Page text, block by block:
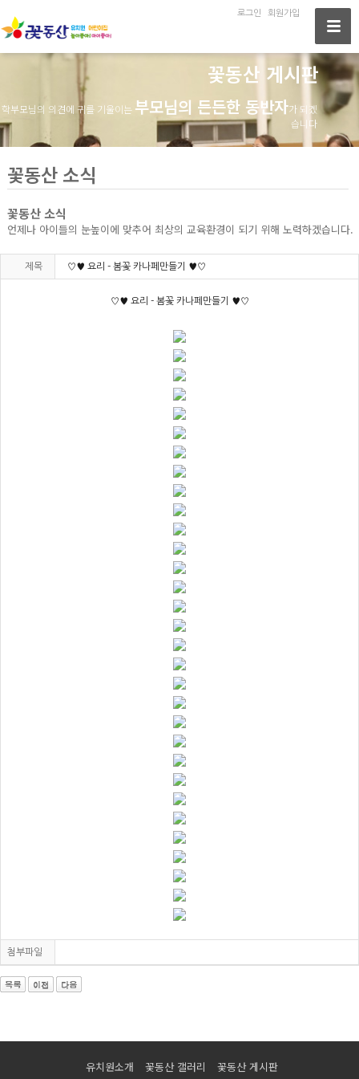
로그인 회원가입
꽃동산 게시판
학부모님의 의견에 귀를 기울이는 부모님의 든든한 동반자가 되겠
습니다
꽃동산 소식
꽃동산 소식
언제나 아이들의 눈높이에 맞추어 최상의 교육환경이 되기 위해 노력하겠습니다.
제목 ♡♥ 요리 - 봄꽃 카나페만들기 ♥♡
♡♥ 요리 - 봄꽃 카나페만들기 ♥♡
첨부파일
유치원소개 꽃동산 갤러리 꽃동산 게시판